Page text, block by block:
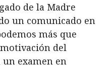
de la Madre
un comunicado en
más que
del
examen en